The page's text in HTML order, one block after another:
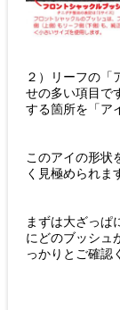
２）リーフの「
せの多い項目で
する箇所を「ア
このアイの形状
く見極められま
まずは大ざっぱ
にどのブッシュ
っかりとご確認